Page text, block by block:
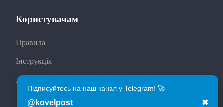
Користувачам
Правила
Інструкція
Автори
Підписуйтесь на наш канал у Telegram! 🚀
@kovelpost ✖